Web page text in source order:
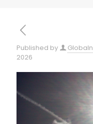
Published by
2026